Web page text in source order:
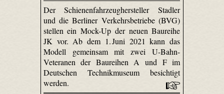
Der Schienenfahrzeughersteller Stadler
und die Berliner Verkehrsbetriebe (BVG)
stellen ein Mock-Up der neuen Baureihe
JK vor. Ab dem 1. Juni 2021 kann das
Modell gemeinsam mit zwei U-Bahn-
Veteranen der Baureihen A und F im
Deutschen Technikmuseum besichtigt
werden.